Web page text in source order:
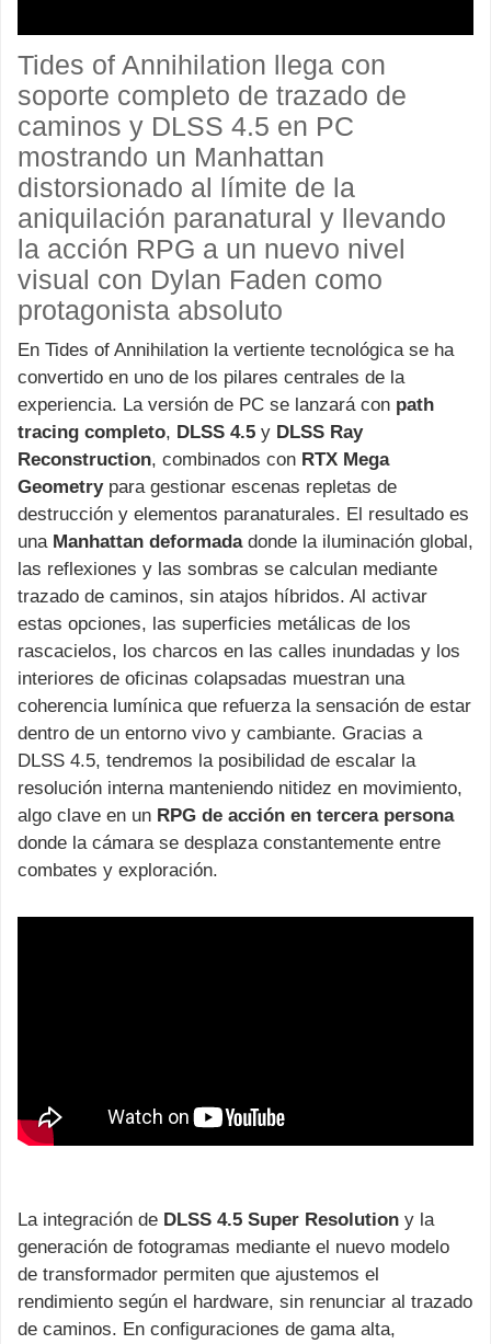
Tides of Annihilation llega con
soporte completo de trazado de
caminos y DLSS 4.5 en PC
mostrando un Manhattan
distorsionado al límite de la
aniquilación paranatural y llevando
la acción RPG a un nuevo nivel
visual con Dylan Faden como
protagonista absoluto
En Tides of Annihilation la vertiente tecnológica se ha
convertido en uno de los pilares centrales de la
experiencia. La versión de PC se lanzará con path
tracing completo, DLSS 4.5 y DLSS Ray
Reconstruction, combinados con RTX Mega
Geometrypara gestionar escenas repletas de
destrucción y elementos paranaturales. El resultado es
una Manhattan deformadadonde la iluminación global,
las reflexiones y las sombras se calculan mediante
trazado de caminos, sin atajos híbridos. Al activar
estas opciones, las superficies metálicas de los
rascacielos, los charcos en las calles inundadas y los
interiores de oficinas colapsadas muestran una
coherencia lumínica que refuerza la sensación de estar
dentro de un entorno vivo y cambiante. Gracias a
DLSS 4.5, tendremos la posibilidad de escalar la
resolución interna manteniendo nitidez en movimiento,
algo clave en un RPG de acción en tercera persona
donde la cámara se desplaza constantemente entre
combates y exploración.
La integración de DLSS 4.5 Super Resolution y la
generación de fotogramas mediante el nuevo modelo
de transformador permiten que ajustemos el
rendimiento según el hardware, sin renunciar al trazado
de caminos. En configuraciones de gama alta,